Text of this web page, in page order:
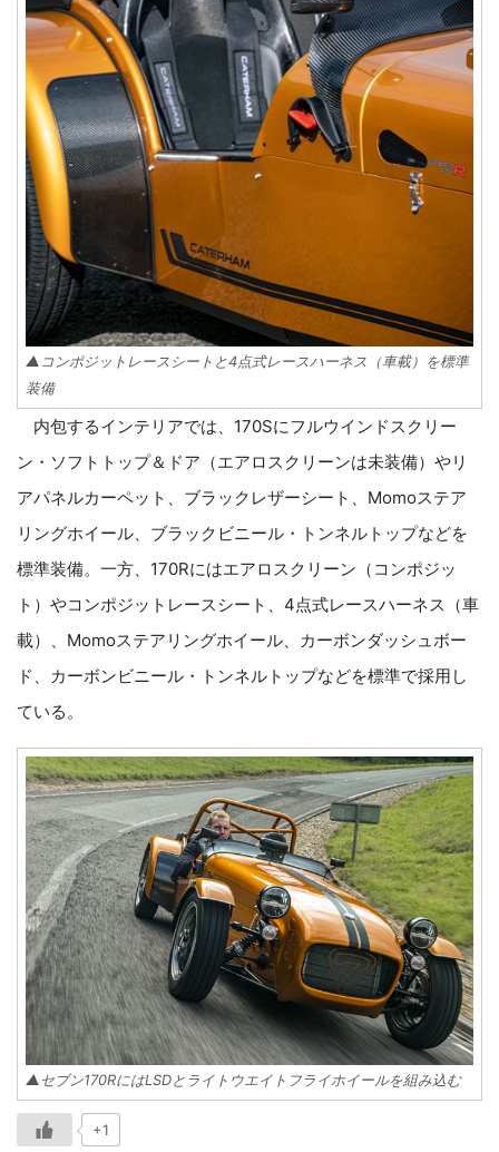
▲コンポジットレースシートと4点式レースハーネス（車載）を標準
装備
内包するインテリアでは、170Sにフルウインドスクリー
ン・ソフトトップ＆ドア（エアロスクリーンは未装備）やリ
アパネルカーペット、ブラックレザーシート、Momoステア
リングホイール、ブラックビニール・トンネルトップなどを
標準装備。一方、170Rにはエアロスクリーン（コンポジッ
ト）やコンポジットレースシート、4点式レースハーネス（車
載）、Momoステアリングホイール、カーボンダッシュボー
ド、カーボンビニール・トンネルトップなどを標準で採用し
ている。
▲セブン170RにはLSDとライトウエイトフライホイールを組み込む
+1